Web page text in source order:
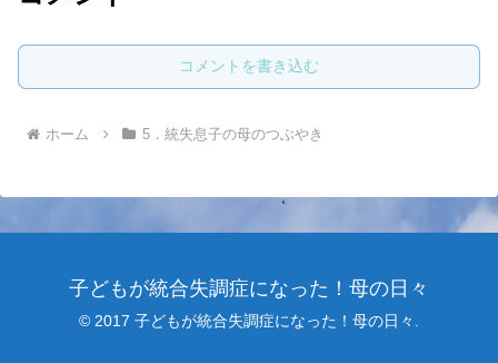
コメントを書き込む
ホーム 5．統失息子の母のつぶやき
子どもが統合失調症になった！母の日々
© 2017 子どもが統合失調症になった！母の日々.